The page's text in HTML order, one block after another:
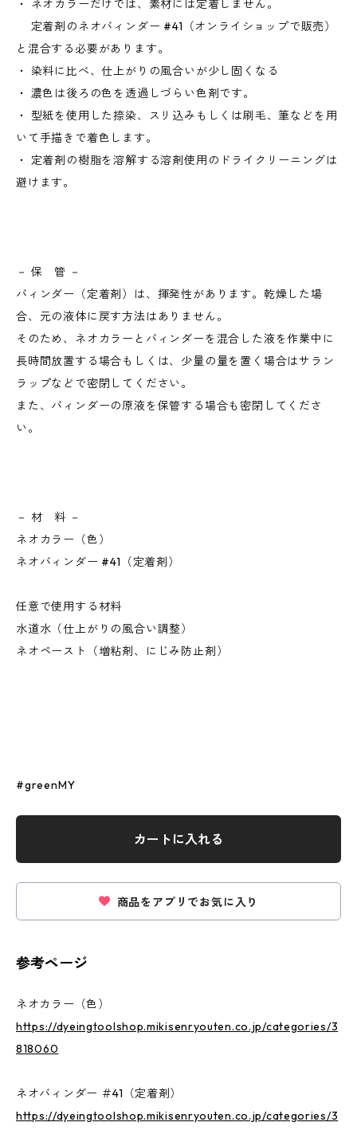
・ ネオカラーだけでは、素材には定着しません。
定着剤のネオバィンダー #41（オンライショップで販売）
と混合する必要があります。
・ 染料に比べ、仕上がりの風合いが少し固くなる
・ 濃色は後ろの色を透過しづらい色剤です。
・ 型紙を使用した捺染、スリ込みもしくは刷毛、筆などを用
いて手描きで着色します。
・ 定着剤の樹脂を溶解する溶剤使用のドライクリーニングは
避けます。
－ 保 管 －
バィンダー（定着剤）は、揮発性があります。乾燥した場
合、元の液体に戻す方法はありません。
そのため、ネオカラーとバィンダーを混合した液を作業中に
長時間放置する場合もしくは、少量の量を置く場合はサラン
ラップなどで密閉してください。
また、バィンダーの原液を保管する場合も密閉してくださ
い。
－ 材 料 －
ネオカラー（色）
ネオバィンダー #41（定着剤）
任意で使用する材料
水道水（仕上がりの風合い調整）
ネオペースト（増粘剤、にじみ防止剤）
#greenMY
カートに入れる
商品をアプリでお気に入り
参考ページ
ネオカラー（色）
https://dyeingtoolshop.mikisenryouten.co.jp/categories/3
818060
ネオバィンダー ＃41（定着剤）
https://dyeingtoolshop.mikisenryouten.co.jp/categories/3